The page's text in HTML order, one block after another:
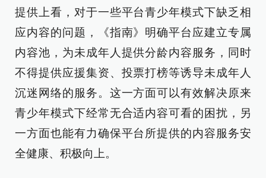
提供上看，对于一些平台青少年模式下缺乏相
应内容的问题，《指南》明确平台应建立专属
内容池，为未成年人提供分龄内容服务，同时
不得提供应援集资、投票打榜等诱导未成年人
沉迷网络的服务。这一方面可以有效解决原来
青少年模式下经常无合适内容可看的困扰，另
一方面也能有力确保平台所提供的内容服务安
全健康、积极向上。